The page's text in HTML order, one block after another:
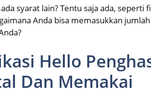
syarat lain? Tentu saja ada,
Anda bisa memasukkan
Hello
Dan Memakai